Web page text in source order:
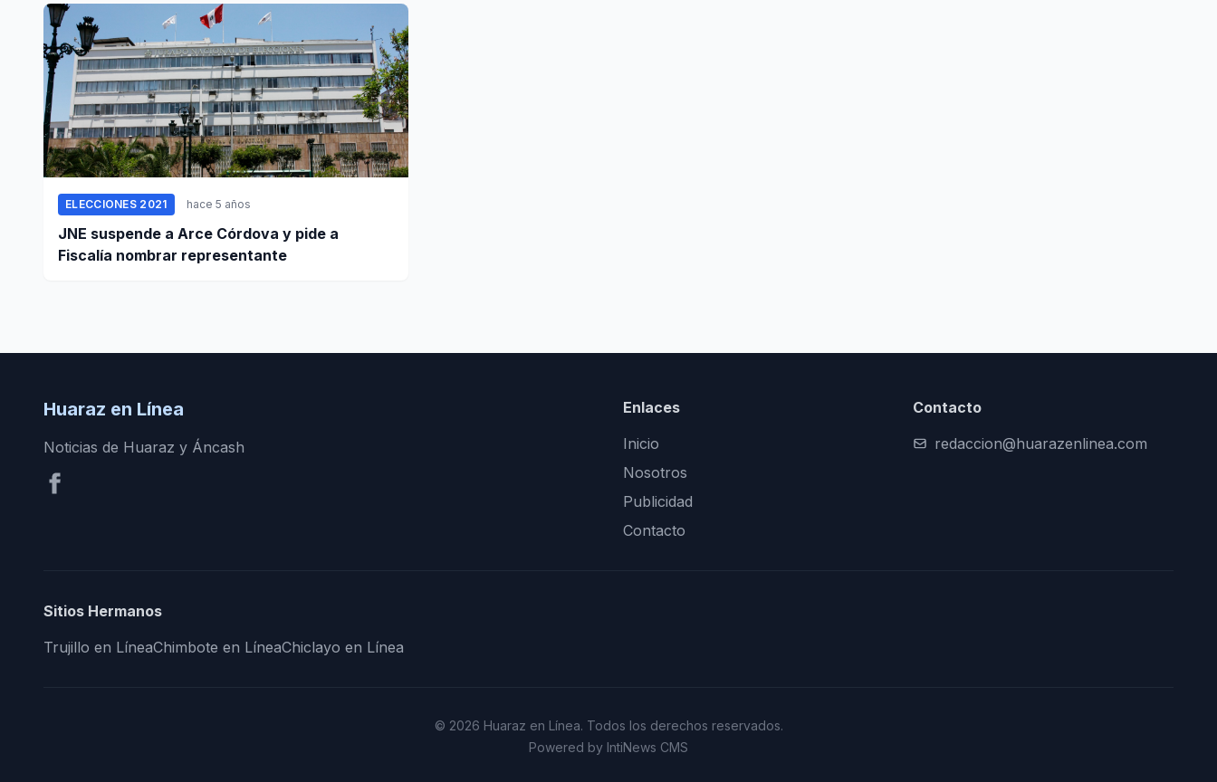
ELECCIONES 2021 hace 5 años
JNE suspende a Arce Córdova y pide a
Fiscalía nombrar representante
Huaraz en Línea
Noticias de Huaraz y Áncash
Enlaces
Inicio
Nosotros
Publicidad
Contacto
Contacto
redaccion@huarazenlinea.com
Sitios Hermanos
Trujillo en LíneaChimbote en LíneaChiclayo en Línea
© 2026 Huaraz en Línea. Todos los derechos reservados.
Powered by IntiNews CMS